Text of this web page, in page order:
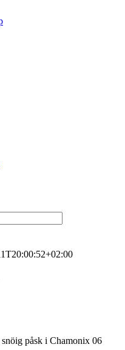
påsk i Chamonix 06